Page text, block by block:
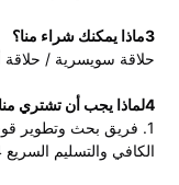
3ماذا يمكنك شراء منا؟
حلاقة سويسرية / حلاقة
4لماذا يجب أن تشتري منا وليس من الموردين الآخرين؟
الكافي والتسليم السريع 4. خدمة من الدرجة الأولى